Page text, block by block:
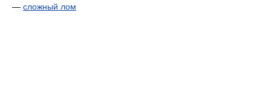
— сложный лом